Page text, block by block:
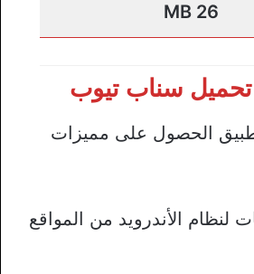
26 MB
سناب تيوب
الحصول على مميزات
لنظام الأندرويد من المواقع